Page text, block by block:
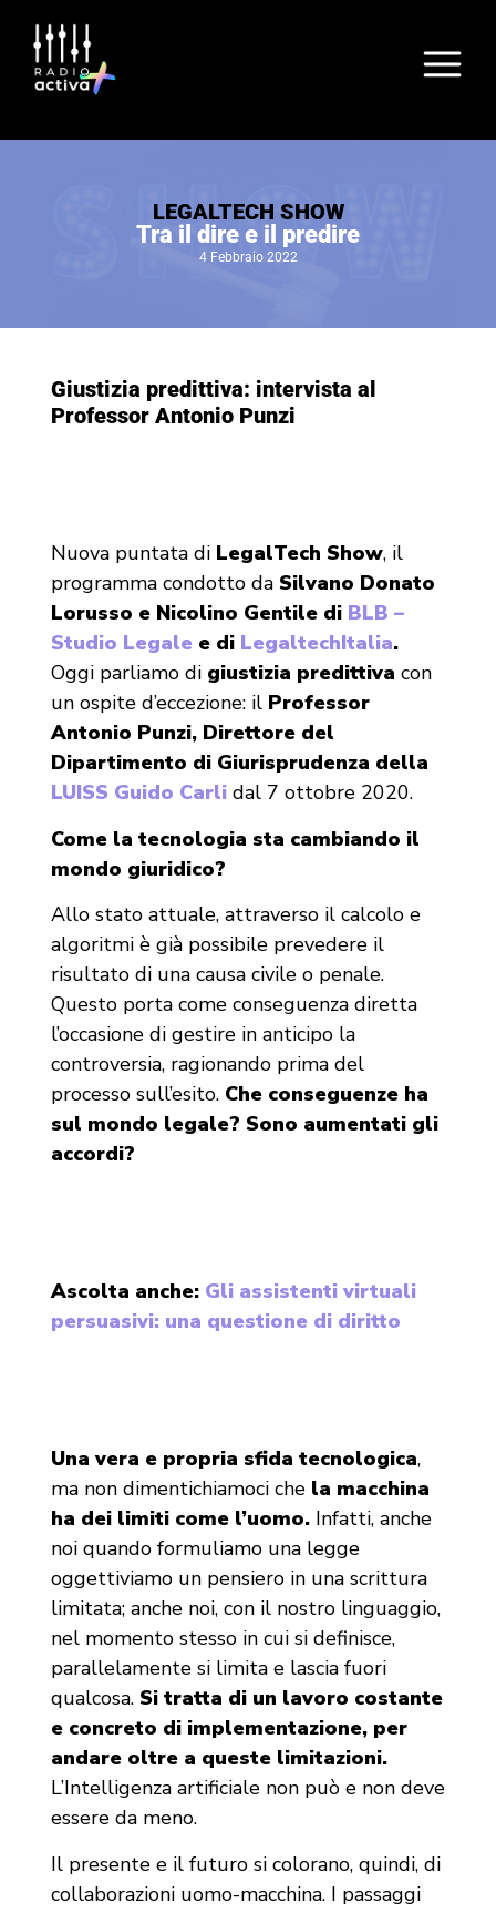
LEGALTECH SHOW
Tra il dire e il predire
4 Febbraio 2022
Giustizia predittiva: intervista al
Professor Antonio Punzi
Nuova puntata di LegalTech Show, il
programma condotto da Silvano Donato
Lorusso e Nicolino Gentile di BLB –
Studio Legalee di LegaltechItalia.
Oggi parliamo di giustizia predittiva con
un ospite d’eccezione: il Professor
Antonio Punzi, Direttore del
Dipartimento di Giurisprudenza della
LUISS Guido Carli dal 7 ottobre 2020.
Come la tecnologia sta cambiando il
mondo giuridico?
Allo stato attuale, attraverso il calcolo e
algoritmi è già possibile prevedere il
risultato di una causa civile o penale.
Questo porta come conseguenza diretta
l’occasione di gestire in anticipo la
controversia, ragionando prima del
processo sull’esito. Che conseguenze ha
sul mondo legale? Sono aumentati gli
accordi?
Ascolta anche: Gli assistenti virtuali
persuasivi: una questione di diritto
Una vera e propria sfida tecnologica,
ma non dimentichiamoci che la macchina
ha dei limiti come l’uomo.Infatti, anche
noi quando formuliamo una legge
oggettiviamo un pensiero in una scrittura
limitata; anche noi, con il nostro linguaggio,
nel momento stesso in cui si definisce,
parallelamente si limita e lascia fuori
qualcosa. Si tratta di un lavoro costante
e concreto di implementazione, per
andare oltre a queste limitazioni.
L’Intelligenza artificiale non può e non deve
essere da meno.
Il presente e il futuro si colorano, quindi, di
collaborazioni uomo-macchina. I passaggi